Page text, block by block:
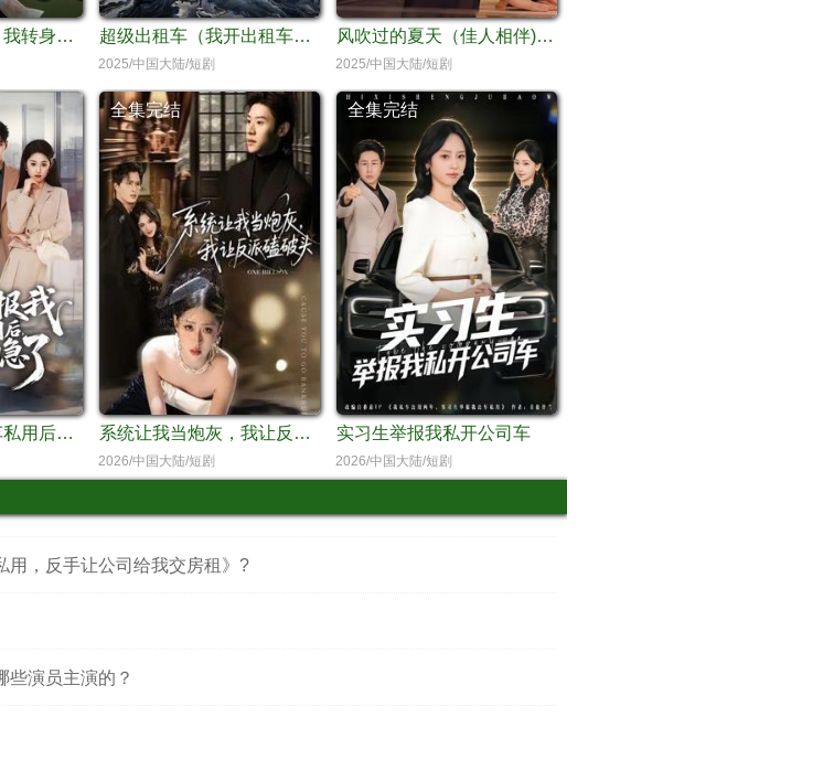
房东恶意涨房租，我转身租下隔壁 超级出租车（我开出租车强一点怎么了）
2025/中国大陆/短剧
风吹过的夏天（佳人相伴)(间路)(小伙的首富之路)(生存日记)(为交房租我代替房东上班)
2025/中国大陆/短剧
实习生举报我公车私用后，未婚夫却急了
全集完结
系统让我当炮灰，我让反派磕破头（系统让我做炮灰，我直接扇得它起飞）
2026/中国大陆/短剧
全集完结
实习生举报我私开公司车
2026/中国大陆/短剧
用，反手让公司给我交房租》?
些演员主演的？